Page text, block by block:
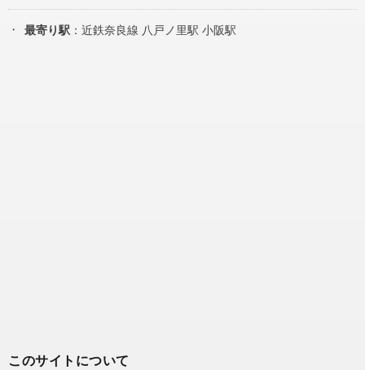
最寄り駅 ：近鉄奈良線 八戸ノ里駅 小阪駅
このサイトについて